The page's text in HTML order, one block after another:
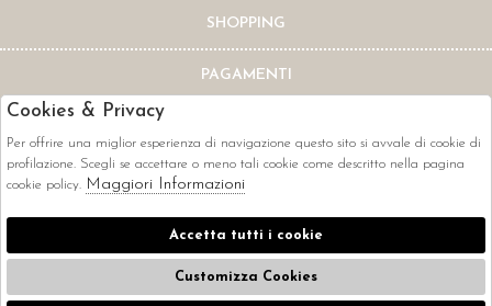
SHOPPING
PAGAMENTI
CORRIERI
Cookies & Privacy
Per offrire una miglior esperienza di navigazione questo sito si avvale di cookie di
profilazione. Scegli se accettare o meno tali cookie come descritto nella pagina
cookie policy. Maggiori Informazioni
Accetta tutti i cookie
Customizza Cookies